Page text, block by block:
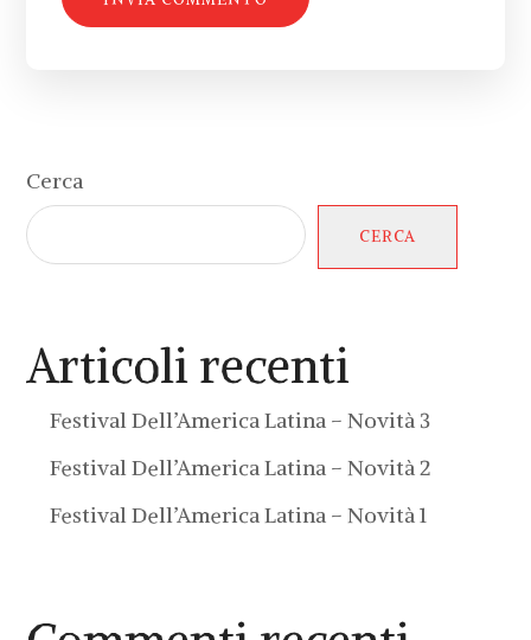
Cerca
CERCA
Articoli recenti
Festival Dell’America Latina – Novità 3
Festival Dell’America Latina – Novità 2
Festival Dell’America Latina – Novità 1